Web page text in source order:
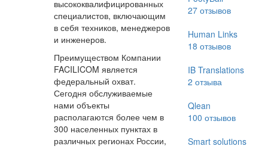
высококвалифицированных
специалистов, включающим
в себя техников, менеджеров
и инженеров.
Преимуществом Компании
FACILICOM является
федеральный охват.
Сегодня обслуживаемые
нами объекты
располагаются более чем в
300 населенных пунктах в
различных регионах России,
27отзывов
Human Links
18 отзывов
IB Translations
2 отзыва
Qlean
100 отзывов
Smart solutions